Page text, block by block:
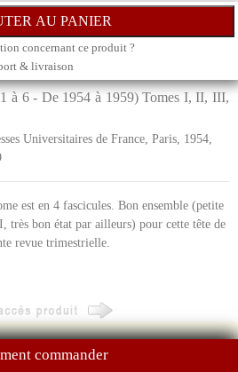
concernant ce produit ?
& livraison
à 6 - De 1954 à 1959) Tomes I, II, III,
Universitaires de France, Paris, 1954,
est en 4 fascicules. Bon ensemble (petite
très bon état par ailleurs) pour cette tête de
revue trimestrielle.
commander